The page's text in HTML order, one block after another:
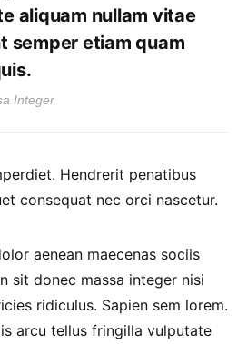
aliquam nullam vitae
semper etiam quam
Integer
Hendrerit penatibus
consequat nec orci nascetur.
aenean maecenas sociis
sit donec massa integer nisi
ridiculus. Sapien sem lorem.
arcu tellus fringilla vulputate